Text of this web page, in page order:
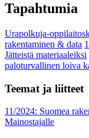
Tapahtumia
Urapolkuja-
rakentaminen & data
Jätteistä materiaaleiksi
paloturvallinen loiva
Teemat ja liitteet
11/2024: Suomea
Mainostajalle